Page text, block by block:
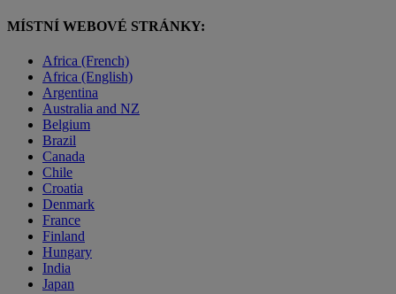
MÍSTNÍ WEBOVÉ STRÁNKY:
Africa (French)
Africa (English)
Argentina
Australia and NZ
Belgium
Brazil
Canada
Chile
Croatia
Denmark
France
Finland
Hungary
India
Japan